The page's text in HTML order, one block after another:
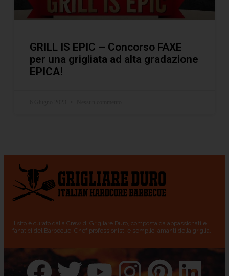
GRILL IS EPIC – Concorso FAXE
per una grigliata ad alta gradazione
EPICA!
Il sito è curato dalla Crew di Grigliare Duro, composta da appassionati e
fanatici del Barbecue, Chef professionisti e semplici amanti della griglia.